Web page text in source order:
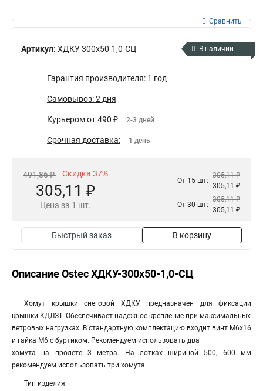
Артикул: ХДКУ-300х50-1,0-СЦ
Сравнить
В наличии
Гарантия производителя: 1 год
Самовывоз: 2 дня
Курьером от 490 ₽ 2-3 дней
Срочная доставка: 1 день
491,86 ₽ Скидка 37%
305,11 ₽
Цена за 1 шт.
От 15 шт:
305,11 ₽
305,11 ₽
От 30 шт:
305,11 ₽
305,11 ₽
Быстрый заказ В корзину
Описание Ostec ХДКУ-300х50-1,0-СЦ
Хомут крышки снеговой ХДКУ предназначен для фиксации
крышки КДЛЗТ. Обеспечивает надежное крепление при максимальных
ветровых нагрузках. В стандартную комплектацию входит винт М6х16
и гайка М6 с буртиком. Рекомендуем использовать два
хомута на пролете 3 метра. На лотках шириной 500, 600 мм
рекомендуем использовать три хомута.
Тип изделия